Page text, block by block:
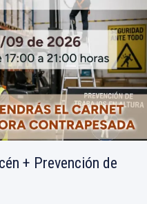
+ Prevención de